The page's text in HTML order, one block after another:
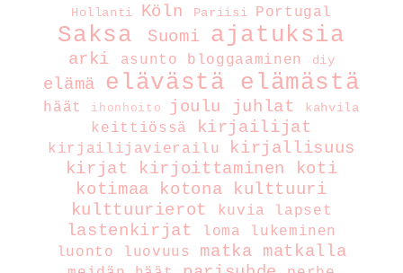
Hollanti Köln Pariisi Portugal
Saksa Suomi ajatuksia
arki asunto bloggaaminen diy
elämä elävästä elämästä
häät ihonhoito joulu juhlat kahvila
keittiössä kirjailijat
kirjailijavierailu
kirjallisuus
kirjat
kirjoittaminen
koti
kotimaa
kotona
kulttuuri
kulttuurierot
kuvia lapset
lastenkirjat loma
lukeminen
luonto
luovuus matka matkalla